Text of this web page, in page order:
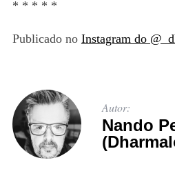
* * * * *
Publicado no Instagram do
Autor:
Nando